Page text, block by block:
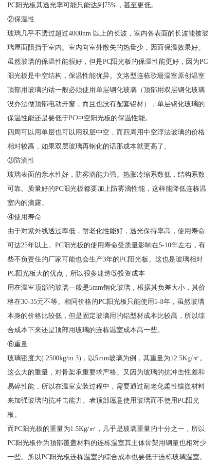
PC阳光板其透光率可能只能达到75%，甚至更低。
②保温性
玻璃几乎不透过超过4000nm 以上的长波，室内各表面的长波能被玻
璃屋面阻挡于室内。室内向室外散失的热量少，因而保温效果好。
虽然玻璃的保温性能很好，但是PC阳光板的保温性能更好，因为PC
阳光板是中空结构，保温性能优异。文洛型连栋歌珊温室原创温室
顶部用玻璃的话一般必须使用单层钢化玻璃（顶部用双层钢化玻璃
没办法做顶部电动开窗，而且也没有配套铝材），单层钢化玻璃的
保温性能还是要低于PC中空阳光板的保温性能。
四周可以用单层也可以用双层中空，而四周用中空浮法玻璃的价格
相对较高，如果双层玻璃再钢化的话那成本就更高了。
③防滴性
玻璃表面的亲水性好，防雾滴能力强。热胀冷缩系数低，结构系数
可靠。质量好的PC阳光板都要加上防雾滴性能，这样能降低连栋温
室内的滴露。
④使用寿命
由于对紫外线透过率低，耐老化性能好，透光保持率高，使用寿命
可达25年以上。PC阳光板的使用寿命受质量影响在5-10年左右，有
些不负责任的厂家可能也会生产3年的PC阳光板。这也是玻璃相对
PC阳光板大的优点，所以很多建造⑤投资成本
用在温室顶部的玻璃一般是5mm钢化玻璃，根据其负差大小，其价
格在30-35元不等。相同价格的PC阳光板只能使用5-8年，虽然玻璃
本身的价格比较低，但是固定玻璃用的铝型材成本比较高，所以综
合成本下来还是顶部用玻璃的连栋温室成本高一些。
⑥重量
玻璃密度大( 2500kg/m 3)，以5mm玻璃为例，其重量为12.5Kg/㎡。
这么大的重量，对骨架承重要求严格。又因为玻璃的抗冲击性差和
易碎性能，所以在温室安装过程中，需要通过耐老化柔性镶嵌材料
来加强玻璃的抗冲击能力。者顶部愿意使用玻璃而不使用PC阳光
板。
而PC阳光板的重量为1.5Kg/㎡，几乎是玻璃重量的十分之一，所以
PC阳光板作为顶部覆盖材料的连栋温室其主体骨架用钢量也相对少
一些。所以PC阳光板连栋温室的综合成本也要低于连栋玻璃温室。